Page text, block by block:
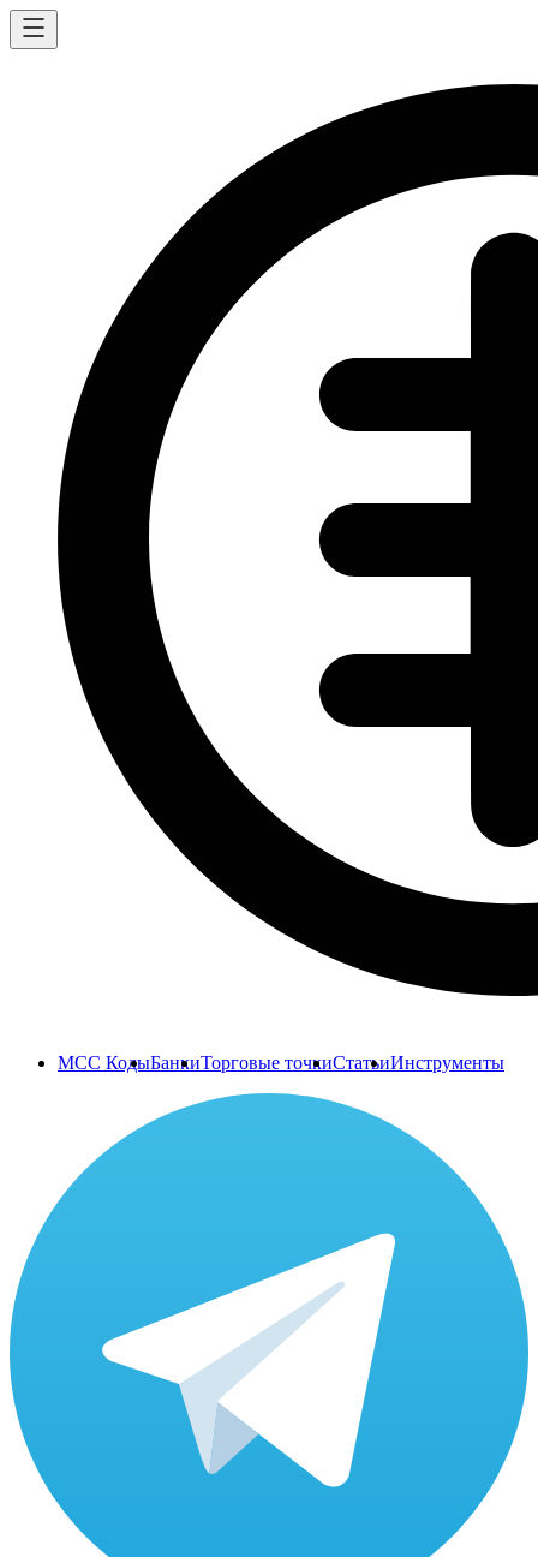
MCC КодыБанкиТорговые точкиСтатьиИнструменты